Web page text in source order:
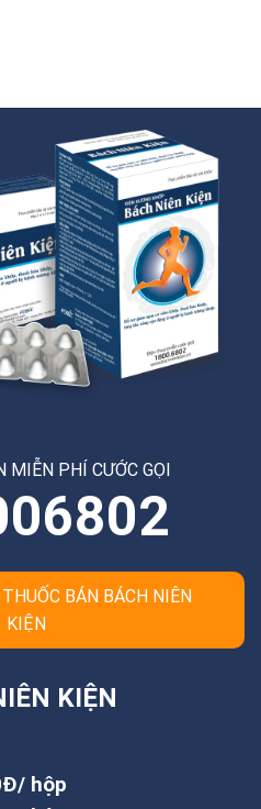
MIỄN PHÍ CƯỚC GỌI
BÁN BÁCH NIÊN
KIỆN
KIỆN
hộp